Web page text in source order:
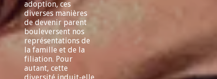
adoption, ces
diverses manières
de devenir parent
bouleversent nos
représentations de
la famille et de la
filiation. Pour
autant, cette